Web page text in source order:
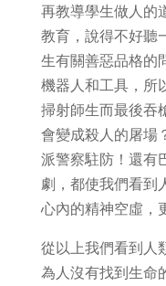
再教導學生做人的
教育，說得不好聽
生有關善惡品格的
機器人和工具，所
掃射師生而最後吞
會變成殺人的屠場
派警察駐防！還有
劇，都使我們看到
心內的精神空虛，
從以上我們看到人
為人沒有找到生命